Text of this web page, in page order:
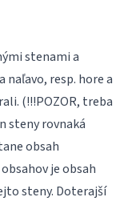
stenami a
resp. hore a
(!!!POZOR, treba
steny rovnaká
obsah
je obsah
steny. Doterajší